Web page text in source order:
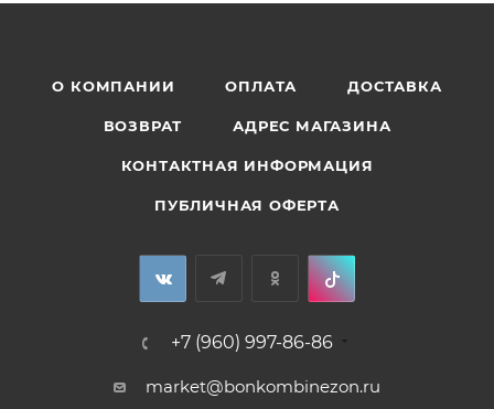
О КОМПАНИИ ОПЛАТА ДОСТАВКА
ВОЗВРАТ АДРЕС МАГАЗИНА
КОНТАКТНАЯ ИНФОРМАЦИЯ
ПУБЛИЧНАЯ ОФЕРТА
+7 (960) 997-86-86
market@bonkombinezon.ru